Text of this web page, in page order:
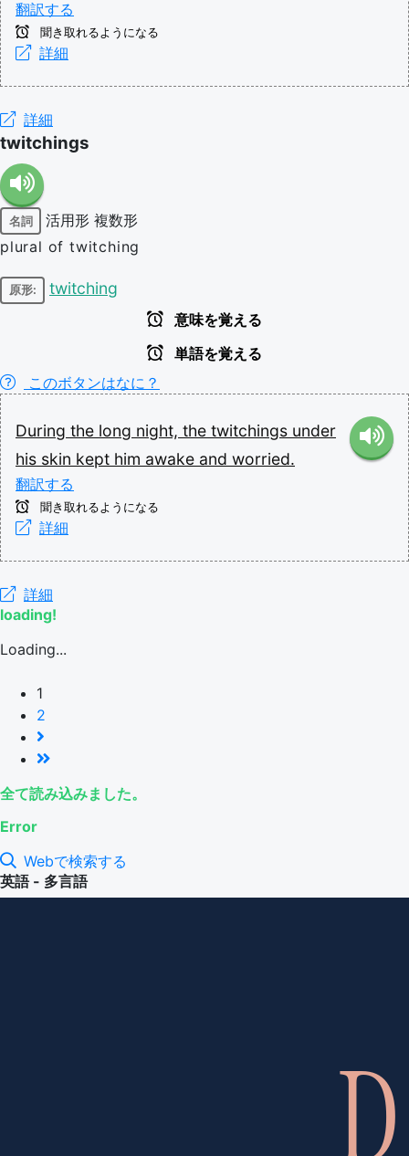
翻訳する
聞き取れるようになる
詳細
詳細
twitchings
名詞 活用形 複数形
plural of twitching
原形: twitching
意味を覚える
単語を覚える
このボタンはなに？
During the long night, the twitchings under
his skin kept him awake and worried.
翻訳する
聞き取れるようになる
詳細
詳細
loading!
Loading...
1
2
全て読み込みました。
Error
Webで検索する
英語 - 多言語